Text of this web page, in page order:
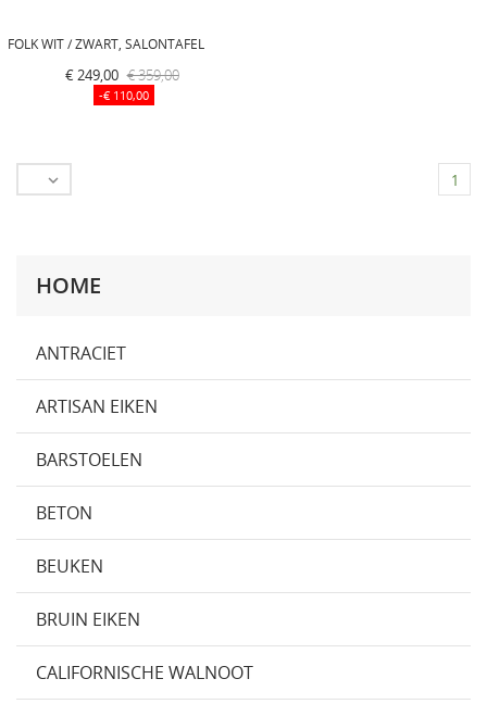
HOME
ANTRACIET
ARTISAN EIKEN
BARSTOELEN
BETON
BEUKEN
BRUIN EIKEN
CALIFORNISCHE WALNOOT
FOLK WIT / ZWART, SALONTAFEL
€ 249,00 € 359,00
-€ 110,00
 1